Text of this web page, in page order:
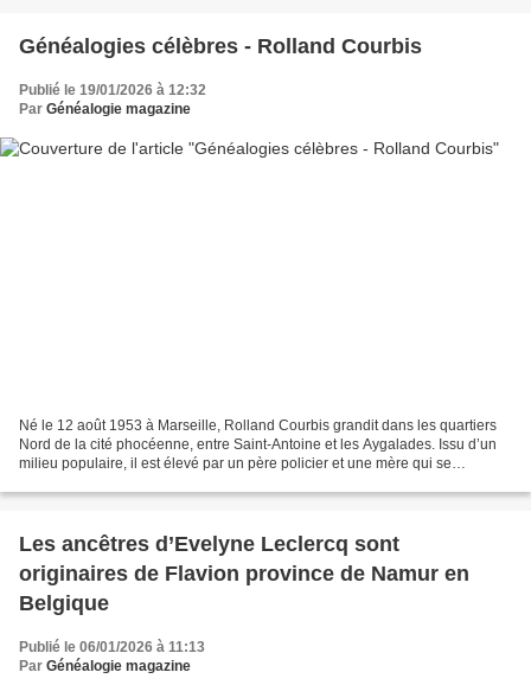
Généalogies célèbres - Rolland Courbis
Publié le 19/01/2026 à 12:32
Par Généalogie magazine
Né le 12 août 1953 à Marseille, Rolland Courbis grandit dans les quartiers
Nord de la cité phocéenne, entre Saint-Antoine et les Aygalades. Issu d’un
milieu populaire, il est élevé par un père policier et une mère qui se
Les ancêtres d’Evelyne Leclercq sont
originaires de Flavion province de Namur en
Belgique
Publié le 06/01/2026 à 11:13
Par Généalogie magazine